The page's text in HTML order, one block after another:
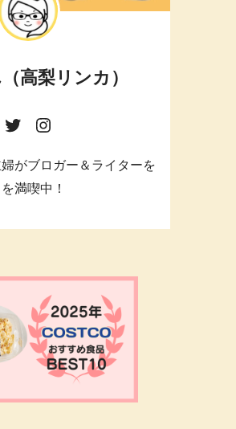
高梨リンカ）
がブロガー＆ライターを
満喫中！